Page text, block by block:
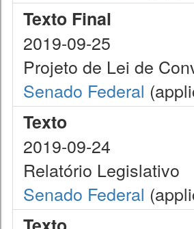
Texto Final
2019-09-25
Projeto de Lei de
Senado Federal
Texto
2019-09-24
Relatório Legislativo
Senado Federal